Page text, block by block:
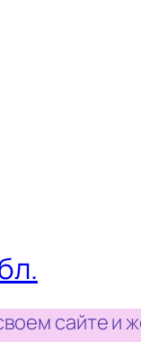
сайте и